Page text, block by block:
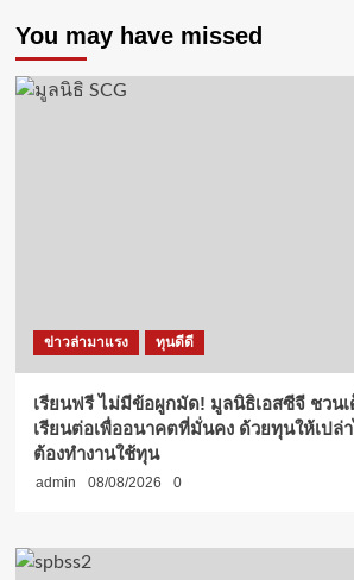
You may have missed
ข่าวล่ามาแรง ทุนดีดี
เรียนฟรี ไม่มีข้อผูกมัด! มูลนิธิเอสซีจี ชวน
เรียนต่อเพื่ออนาคตที่มั่นคง ด้วยทุนให้เปล่
ต้องทำงานใช้ทุน
admin 08/08/2026 0